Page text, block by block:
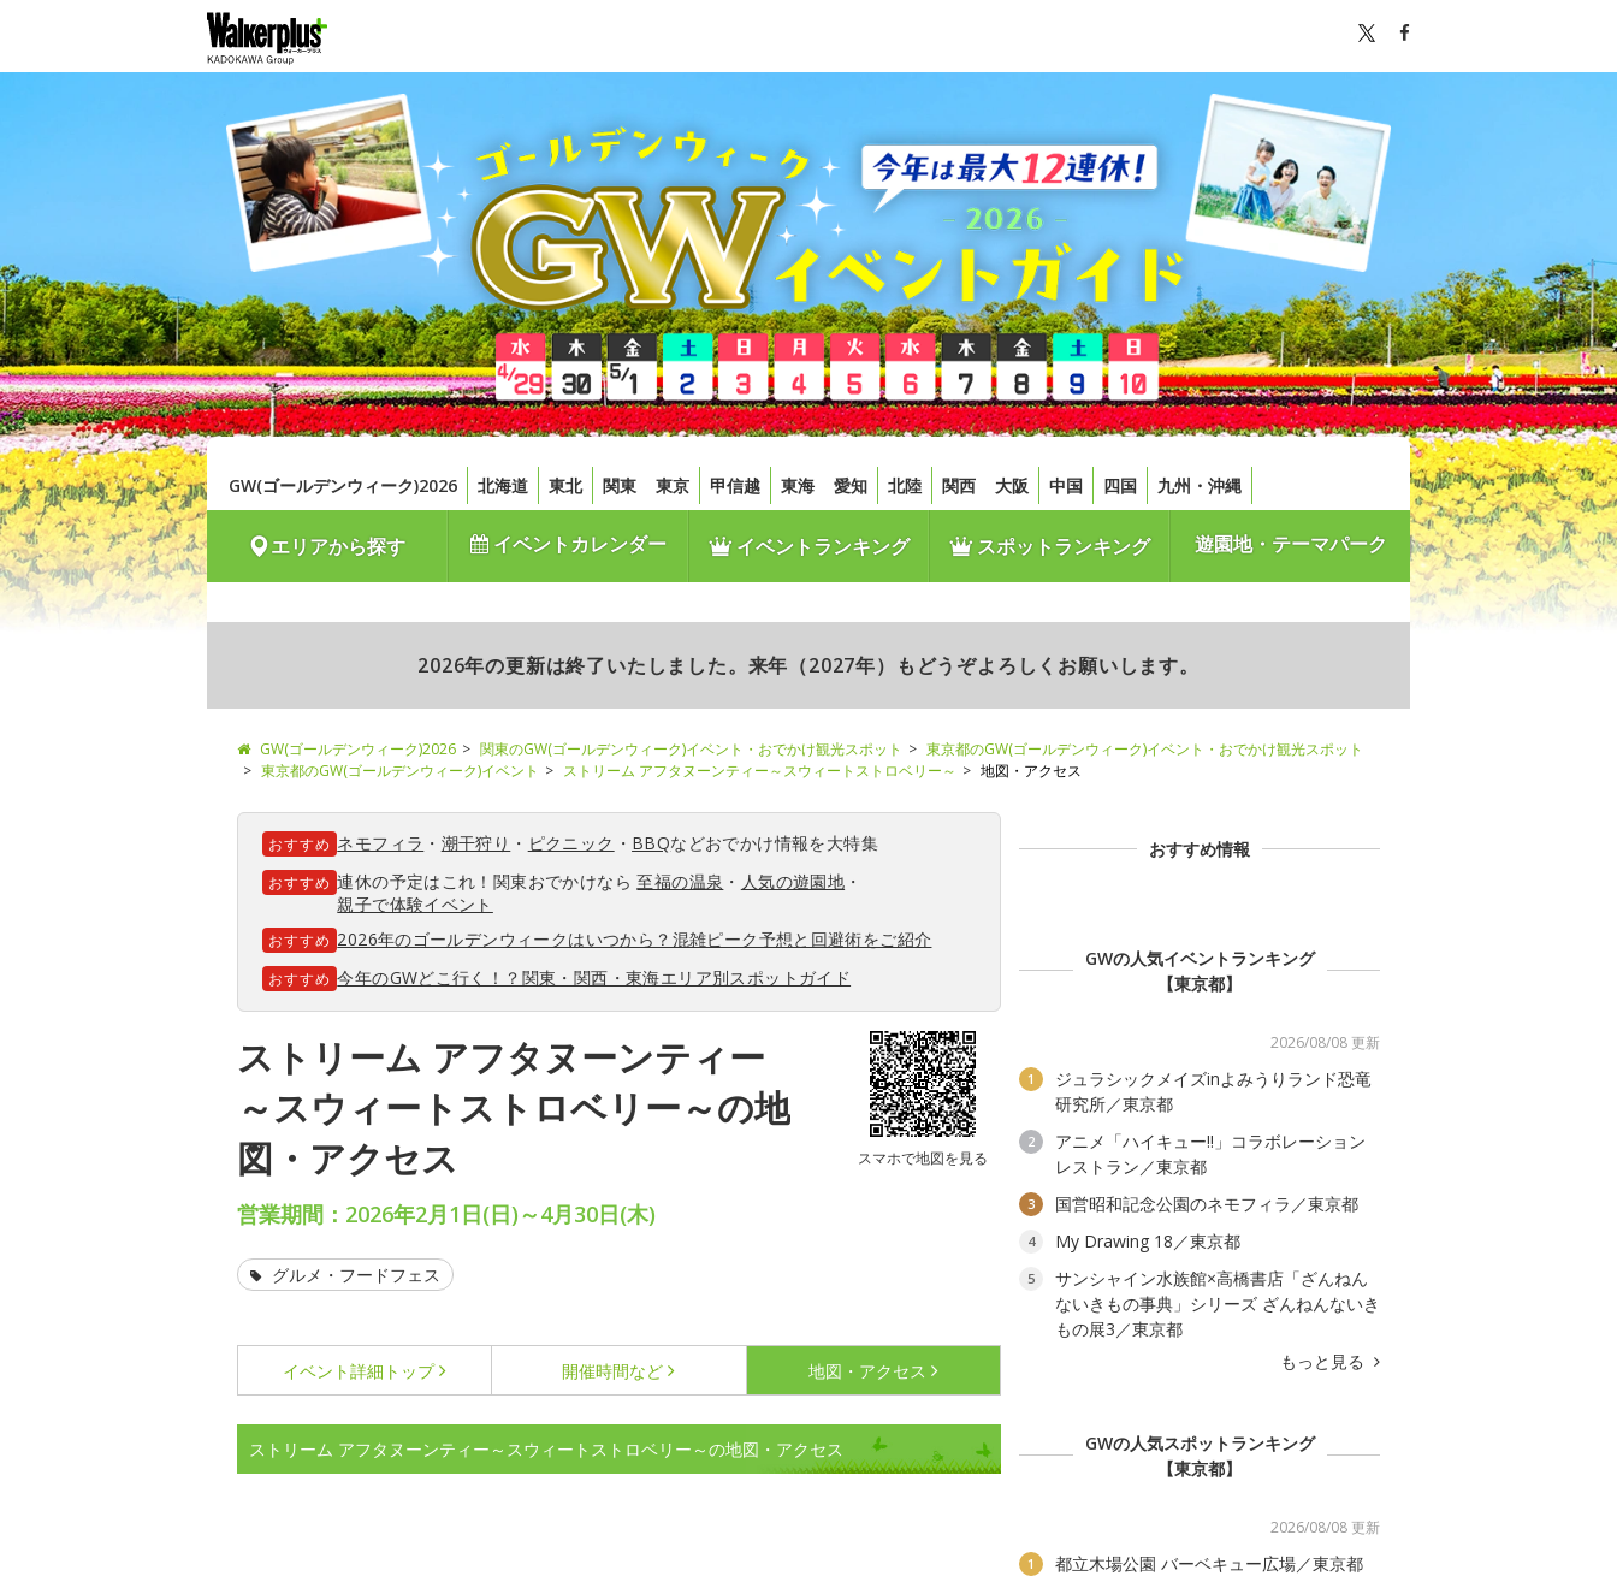
GW(ゴールデンウィーク)2026 北海道 東北 関東 東京 甲信越 東海 愛知 北陸 関西 大阪 中国 四国 九州・沖縄
エリアから探す イベントカレンダー イベントランキング スポットランキング 遊園地・テーマパーク
2026年の更新は終了いたしました。来年（2027年）もどうぞよろしくお願いします。
GW(ゴールデンウィーク)2026 関東のGW(ゴールデンウィーク)イベント・おでかけ観光スポット
東京都のGW(ゴールデンウィーク)イベント・おでかけ観光スポット
東京都のGW(ゴールデンウィーク)イベント
ストリーム アフタヌーンティー～スウィートストロベリー～ 地図・アクセス
おすすめ ネモフィラ ・ 潮干狩り ・ ピクニック ・ BBQなどおでかけ情報を大特集
おすすめ 連休の予定はこれ！関東おでかけなら至福の温泉 ・ 人気の遊園地 ・
親子で体験イベント
おすすめ 2026年のゴールデンウィークはいつから？混雑ピーク予想と回避術をご紹介
おすすめ 今年のGWどこ行く！？関東・関西・東海エリア別スポットガイド
ストリーム アフタヌーンティー
～スウィートストロベリー～の地
図・アクセス
スマホで地図を見る
営業期間：2026年2月1日(日)～4月30日(木)
グルメ・フードフェス
イベント詳細 トップ 開催時間など 地図・アクセス
ストリーム アフタヌーンティー～スウィートストロベリー～の地図・アクセス
おすすめ情報
GWの人気イベントランキング
【東京都】
2026/08/08 更新
1
ジュラシックメイズinよみうりランド恐竜
研究所／東京都
2
アニメ「ハイキュー!!」コラボレーション
レストラン／東京都
3 国営昭和記念公園のネモフィラ／東京都
4 My Drawing 18／東京都
5
サンシャイン水族館×高橋書店「ざんねん
ないきもの事典」シリーズ ざんねんないき
もの展3／東京都
もっと見る
GWの人気スポットランキング
【東京都】
2026/08/08 更新
1 都立木場公園 バーベキュー広場／東京都